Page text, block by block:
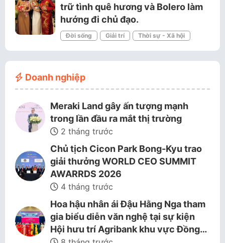
trữ tình quê hương và Bolero làm
hướng đi chủ đạo.
Đời sống Giải trí Thời sự - Xã hội
Doanh nghiệp
Meraki Land gây ấn tượng mạnh
trong lần đầu ra mắt thị trường
2 tháng trước
Chủ tịch Cicon Park Bong-Kyu trao
giải thưởng WORLD CEO SUMMIT
AWARRDS 2026
4 tháng trước
Hoa hậu nhân ái Đậu Hằng Nga tham
gia biểu diễn văn nghệ tại sự kiện
Hội hưu trí Agribank khu vực Đồng…